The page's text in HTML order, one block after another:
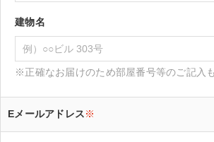
建物名
※正確なお届けのため部屋番号等のご記入
Eメールアドレス※